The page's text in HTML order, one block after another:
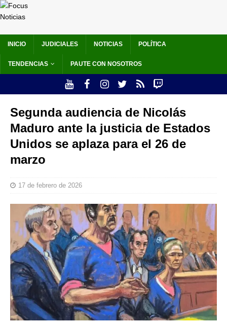
INICIO JUDICIALES NOTICIAS POLÍTICA
TENDENCIAS PAUTE CON NOSOTROS
Segunda audiencia de Nicolás
Maduro ante la justicia de Estados
Unidos se aplaza para el 26 de
marzo
17 de febrero de 2026